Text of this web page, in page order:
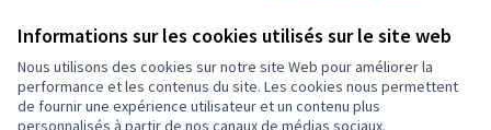
Informations sur les cookies utilisés sur le site web
Nous utilisons des cookies sur notre site Web pour améliorer la
performance et les contenus du site. Les cookies nous permettent
de fournir une expérience utilisateur et un contenu plus
personnalisés à partir de nos canaux de médias sociaux.
Conditions d'utilisation
Paramètres des cookies
CD37 sur XCD37 sur Facebook
CD37 sur Instagram
CD37 sur YouTube